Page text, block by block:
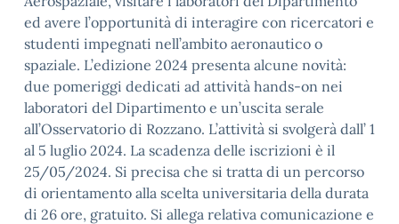
ed avere l’opportunità di interagire con ricercatori e
studenti impegnati nell’ambito aeronautico o
spaziale. L’edizione 2024 presenta alcune novità:
due pomeriggi dedicati ad attività hands-on nei
laboratori del Dipartimento e un’uscita serale
all’Osservatorio di Rozzano. L’attività si svolgerà dall’ 1
al 5 luglio 2024. La scadenza delle iscrizioni è il
25/05/2024. Si precisa che si tratta di un percorso
di orientamento alla scelta universitaria della durata
di 26 ore, gratuito. Si allega relativa comunicazione e